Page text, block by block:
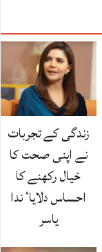
زندگی کے تجربات
نے اپنی صحت کا
خیال رکھنے کا
احساس دلایا‘ ندا
یاسر